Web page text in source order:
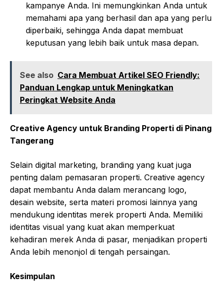
kampanye Anda. Ini memungkinkan Anda untuk
memahami apa yang berhasil dan apa yang perlu
diperbaiki, sehingga Anda dapat membuat
keputusan yang lebih baik untuk masa depan.
See also Cara Membuat Artikel SEO Friendly:
Panduan Lengkap untuk Meningkatkan
Peringkat Website Anda
Creative Agency untuk Branding Properti di Pinang
Tangerang
Selain digital marketing, branding yang kuat juga
penting dalam pemasaran properti. Creative agency
dapat membantu Anda dalam merancang logo,
desain website, serta materi promosi lainnya yang
mendukung identitas merek properti Anda. Memiliki
identitas visual yang kuat akan memperkuat
kehadiran merek Anda di pasar, menjadikan properti
Anda lebih menonjol di tengah persaingan.
Kesimpulan